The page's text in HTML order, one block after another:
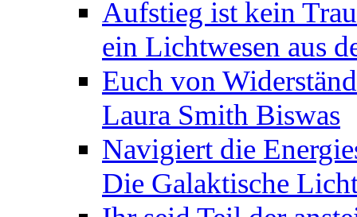
Aufstieg ist kein
ein Lichtwesen aus
Euch von
Laura Smith Biswas
Navigiert die
Die Galaktische